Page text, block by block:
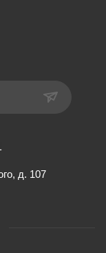
д. 107